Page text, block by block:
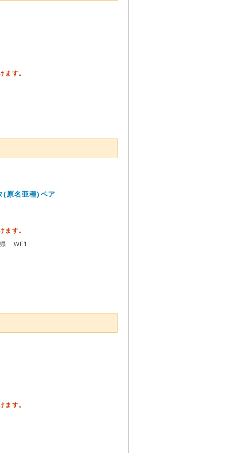
ます。
(原名亜種)ペア
ます。
県 WF1
ます。